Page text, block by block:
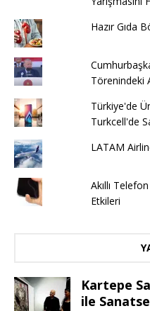
Hazır Gıda
Törenindeki
Türkiye'de
Turkcell'de
LATAM
Akıllı
Etkileri
Kartepe
ile